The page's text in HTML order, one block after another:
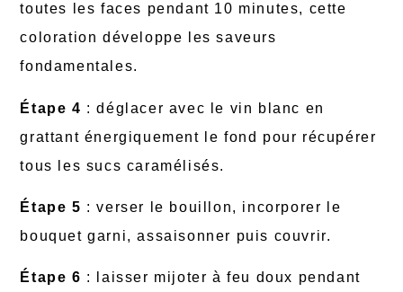
toutes les faces pendant 10 minutes, cette
coloration développe les saveurs
fondamentales.
Étape 4 : déglacer avec le vin blanc en
grattant énergiquement le fond pour récupérer
tous les sucs caramélisés.
Étape 5 : verser le bouillon, incorporer le
bouquet garni, assaisonner puis couvrir.
Étape 6 : laisser mijoter à feu doux pendant